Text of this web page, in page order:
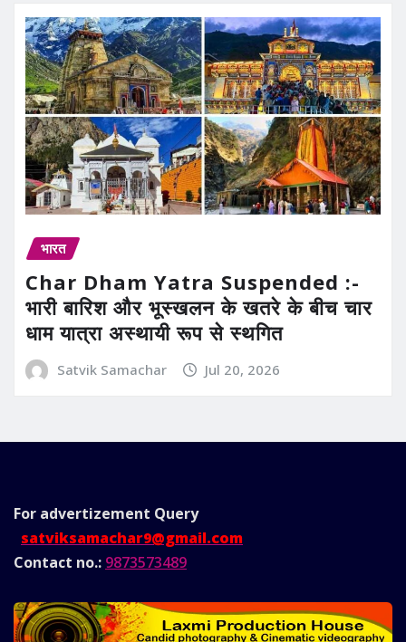
भारत
Char Dham Yatra Suspended :-
भारी बारिश और भूस्खलन के खतरे के बीच चार
धाम यात्रा अस्थायी रूप से स्थगित
Satvik Samachar Jul 20, 2026
For advertizement Query
satviksamachar9@gmail.com
Contact no.: 9873573489